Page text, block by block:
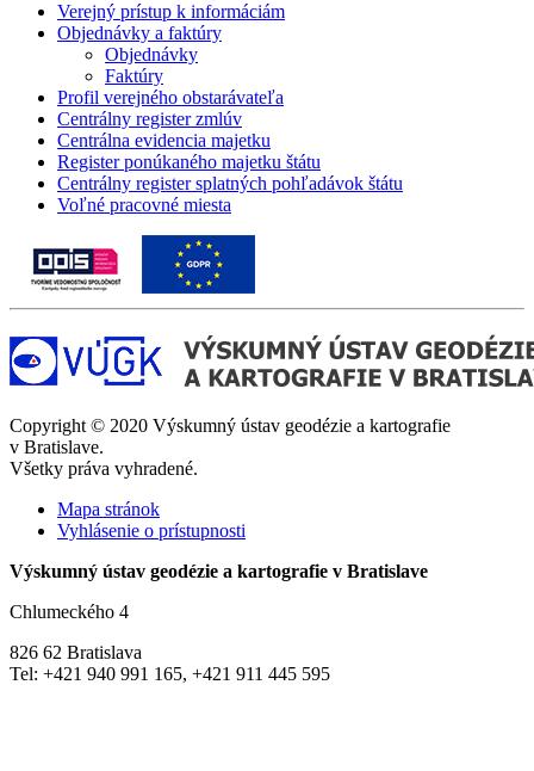
Verejný prístup k informáciám
Objednávky a faktúry
Objednávky
Faktúry
Profil verejného obstarávateľa
Centrálny register zmlúv
Centrálna evidencia majetku
Register ponúkaného majetku štátu
Centrálny register splatných pohľadávok štátu
Voľné pracovné miesta
Copyright © 2020 Výskumný ústav geodézie a kartografie
v Bratislave.
Všetky práva vyhradené.
Mapa stránok
Vyhlásenie o prístupnosti
Výskumný ústav geodézie a kartografie v Bratislave
Chlumeckého 4
826 62 Bratislava
Tel: +421 940 991 165, +421 911 445 595